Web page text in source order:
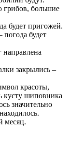
грибов, большие
будет пригожей.
погода будет
направлена –
закрылись –
красоты,
кусту шиповника
значительно
месяц.